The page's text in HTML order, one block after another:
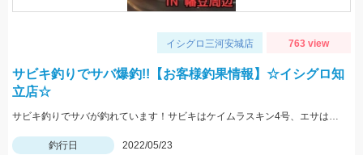
イシグロ三河安城店 763 view
サビキ釣りでサバ爆釣!!【お客様釣果情報】☆イシグロ知
立店☆
サビキ釣りでサバが釣れています！サビキはケイムラスキン4号、エサは冷凍アミエビを使用しました。
釣行日
2022/05/23